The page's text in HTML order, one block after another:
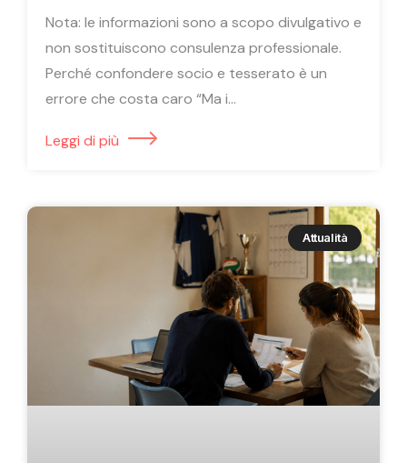
Nota: le informazioni sono a scopo divulgativo e
non sostituiscono consulenza professionale.
Perché confondere socio e tesserato è un
errore che costa caro “Ma i...
Leggi di più
Attualità